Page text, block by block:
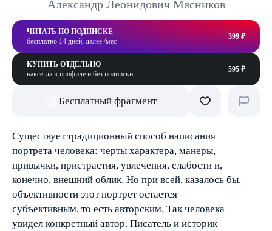
Александр Леонидович Мясников
ЧИТАТЬ ПО ПОДПИСКЕ
бесплатно 14 дней, далее /мес
399 ₽
КУПИТЬ ОТДЕЛЬНО
навсегда в профиле и без подписки
595 ₽
Бесплатный фрагмент
Существует традиционный способ написания
портрета человека: черты характера, манеры,
привычки, пристрастия, увлечения, слабости и,
конечно, внешний облик. Но при всей, казалось бы,
объективности этот портрет остается
субъективным, то есть авторским. Так человека
увидел конкретный автор. Писатель и историк